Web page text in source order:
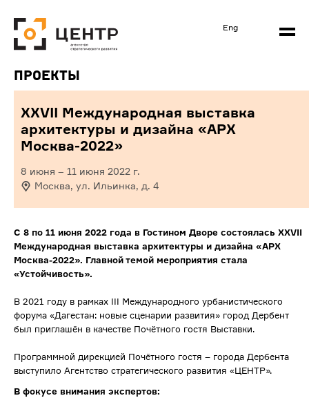
Eng
Проекты
XXVII Международная выставка
архитектуры и дизайна «АРХ
Москва-2022»
8 июня – 11 июня 2022 г.
Москва, ул. Ильинка, д. 4
С 8 по 11 июня 2022 года в Гостином Дворе состоялась XXVII
Международная выставка архитектуры и дизайна «АРХ
Москва-2022». Главной темой мероприятия стала
«Устойчивость».
В 2021 году в рамках III Международного урбанистического
форума «Дагестан: новые сценарии развития» город Дербент
был приглашён в качестве Почётного гостя Выставки.
Программной дирекцией Почётного гостя – города Дербента
выступило Агентство стратегического развития «ЦЕНТР».
В фокусе внимания экспертов: